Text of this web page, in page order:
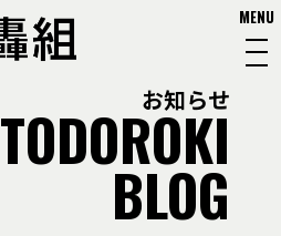
MENU
お知らせ
TODOROKI
BLOG